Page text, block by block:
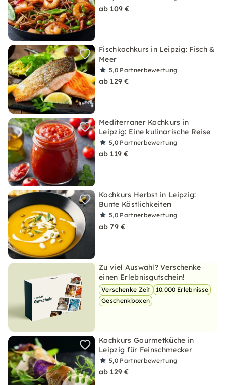
ab 109 €
Fischkochkurs in Leipzig: Fisch &
Meer
5,0 Partnerbewertung
ab 129 €
Mediterraner Kochkurs in
Leipzig: Eine kulinarische Reise
5,0 Partnerbewertung
ab 119 €
Kochkurs Herbst in Leipzig:
Bunte Köstlichkeiten
5,0 Partnerbewertung
ab 79 €
Zu viel Auswahl? Verschenke
einen Erlebnisgutschein!
Verschenke Zeit
10.000 Erlebnisse
Geschenkboxen
Kochkurs Gourmetküche in
Leipzig für Feinschmecker
5,0 Partnerbewertung
ab 129 €